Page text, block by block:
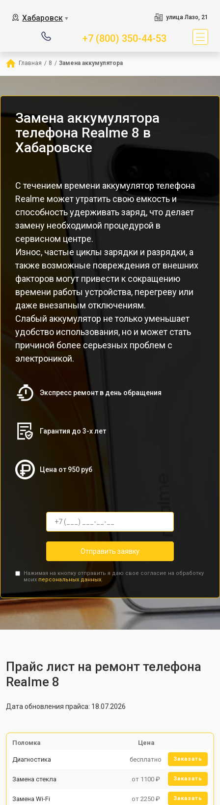
Хабаровск ▼ улица Лазо, 21
+7 (800) 350-44-53
Главная / 8 / Замена аккумулятора
Замена аккумулятора
телефона Realme 8 в
Хабаровске
С течением времени аккумулятор телефона
Realme может утратить свою емкость и
способность удерживать заряд, что делает
замену необходимой процедурой в
сервисном центре.
Износ, частые циклы зарядки и разрядки, а
также возможные повреждения от внешних
факторов могут привести к сокращению
времени работы устройства, перегреву или
даже внезапным отключениям.
Слабый аккумулятор не только уменьшает
удобство использования, но и может стать
причиной более серьезных проблем с
электроникой.
Экспресс ремонт в день обращения
Гарантия до 3-х лет
Цена от 950 руб
Отправить заявку
Нажимая на кнопку отправить я даю свое согласие на обработку
моих персональных данных.
Прайс лист на ремонт телефона
Realme 8
Дата обновления прайса: 18.07.2026
Поломка Цена
Диагностика бесплатно Заказать
Замена стекла от 1100 ₽ Заказать
Замена Wi-Fi от 2250 ₽ Заказать